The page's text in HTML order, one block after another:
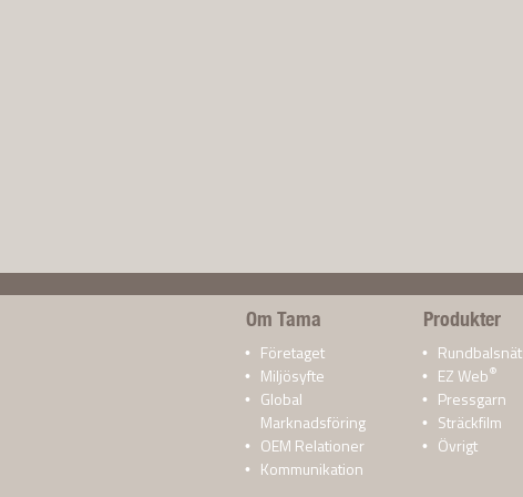
Om Tama
Företaget
Miljösyfte
Global
Marknadsföring
OEM Relationer
Kommunikation
Produkter
Rundbalsnät
EZ Web®
Pressgarn
Sträckfilm
Övrigt